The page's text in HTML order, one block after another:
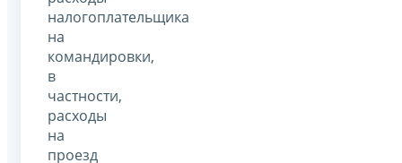
налогоплательщика
на
командировки,
в
частности,
расходы
на
проезд